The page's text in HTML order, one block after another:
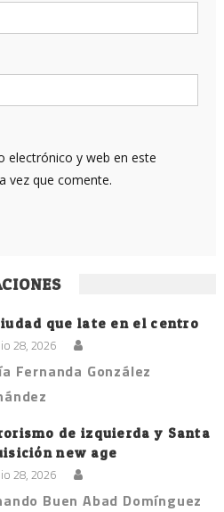
electrónico y web en este
vez que comente.
que late en el centro
28, 2026
Fernanda González
de izquierda y Santa
new age
28, 2026
Buen Abad Domínguez